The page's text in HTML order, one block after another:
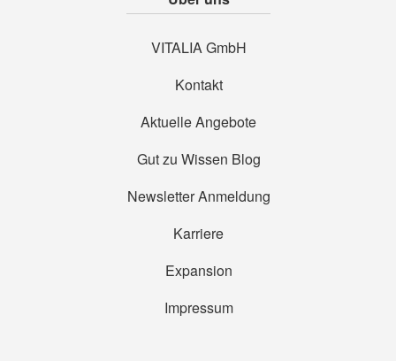
VITALIA GmbH
Kontakt
Aktuelle Angebote
Gut zu Wissen Blog
Newsletter Anmeldung
Karriere
Expansion
Impressum